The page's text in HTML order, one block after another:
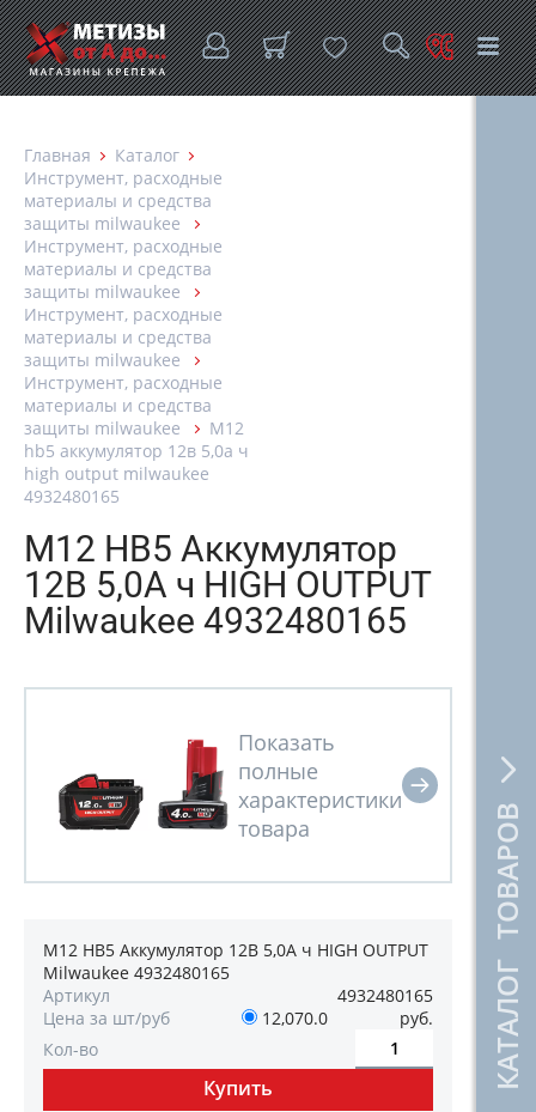
КАТАЛОГ ТОВАРОВ
Главная
Каталог
Инструмент, расходные
материалы и средства
защиты milwaukee
Инструмент, расходные
материалы и средства
защиты milwaukee
Инструмент, расходные
материалы и средства
защиты milwaukee
Инструмент, расходные
материалы и средства
защиты milwaukee
M12
hb5 аккумулятор 12в 5,0а ч
high output milwaukee
4932480165
M12 HB5 Аккумулятор
12В 5,0А ч HIGH OUTPUT
Milwaukee 4932480165
M12 HB5 Аккумулятор 12В 5,0А ч HIGH OUTPUT
Milwaukee 4932480165
Артикул
4932480165
Цена за шт/руб
12,070.0
руб.
Кол-во